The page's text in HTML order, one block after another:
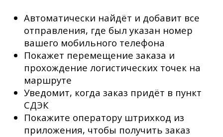
Автоматически найдёт и добавит все
отправления, где был указан номер
вашего мобильного телефона
Покажет перемещение заказа и
прохождение логистических точек на
маршруте
Уведомит, когда заказ придёт в пункт
СДЭК
Покажите оператору штрихкод из
приложения, чтобы получить заказ